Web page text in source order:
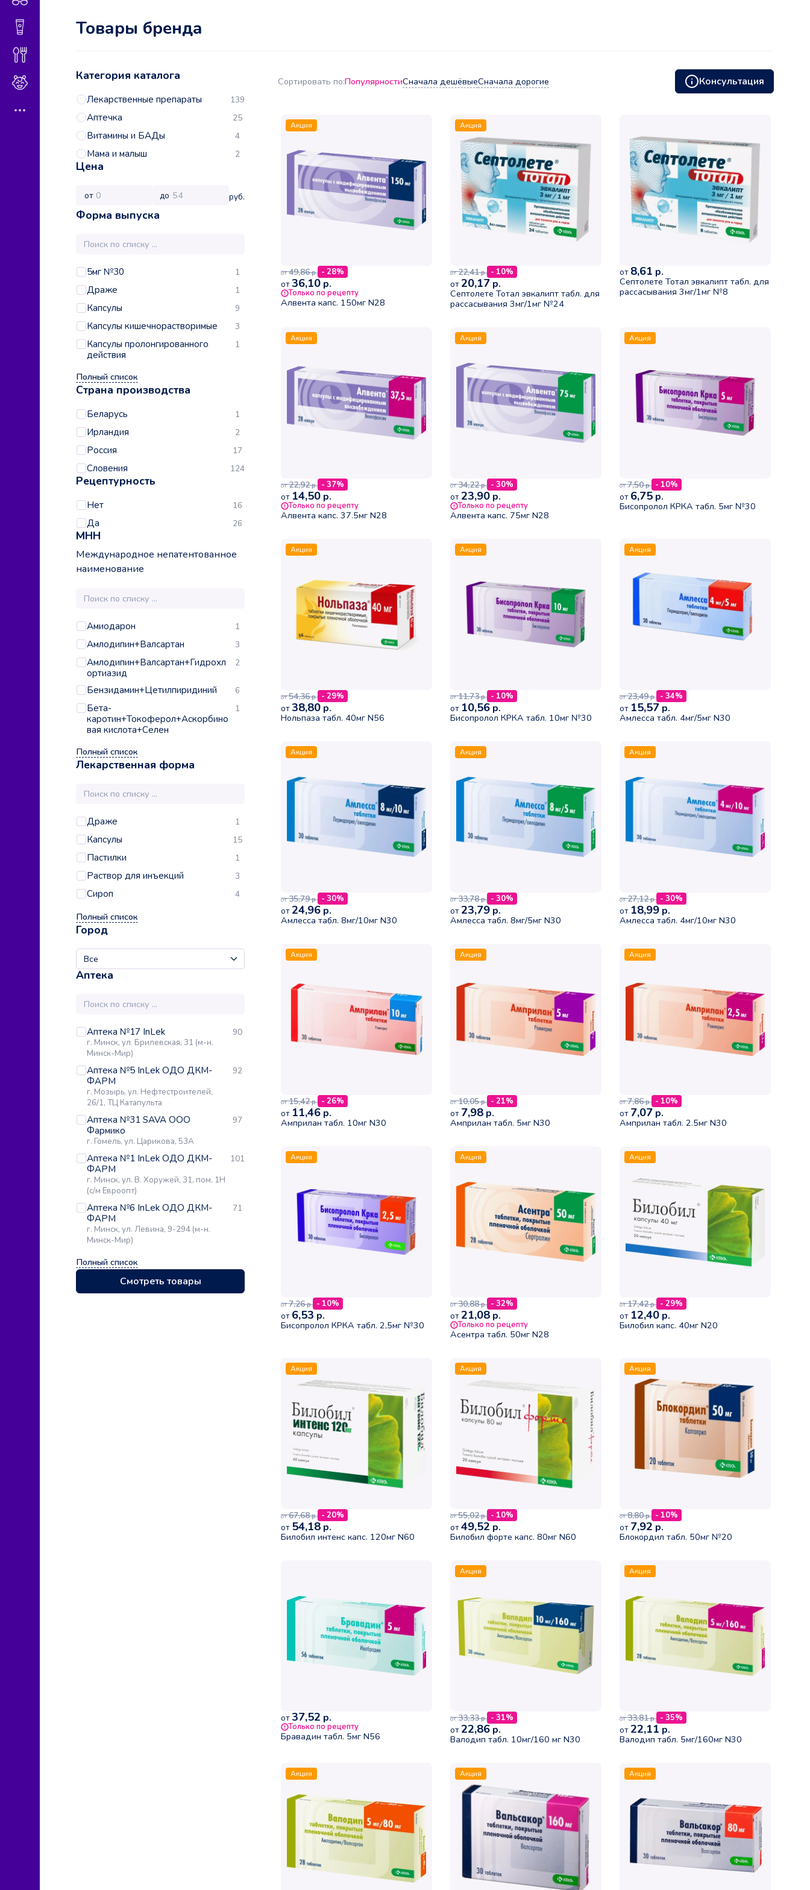
Гигиена и косметика
Мама и малыш
Товары бренда
Категория каталога
Лекарственные препараты 139
Аптечка 25
Витамины и БАДы 4
Мама и малыш 2
Цена
от до руб.
Форма выпуска
5мг №30 1
Драже 1
Капсулы 9
Капсулы кишечнорастворимые 3
Капсулы пролонгированного
действия
1
Полный список
Страна производства
Беларусь 1
Ирландия 2
Россия 17
Словения 124
Рецептурность
Нет 16
Да 26
МНН
Международное непатентованное
наименование
Амиодарон 1
Амлодипин+Валсартан 3
Амлодипин+Валсартан+Гидрохл
ортиазид
2
Бензидамин+Цетилпиридиний 6
Бета-
каротин+Токоферол+Аскорбино
вая кислота+Селен
1
Полный список
Лекарственная форма
Драже 1
Капсулы 15
Пастилки 1
Раствор для инъекций 3
Сироп 4
Полный список
Город
Аптека
Аптека №17 InLek
г. Минск, ул. Брилевская, 31 (м-н.
Минск-Мир)
90
Аптека №5 InLek ОДО ДКМ-
ФАРМ
г. Мозырь, ул. Нефтестроителей,
26/1, ТЦ Катапульта
92
Аптека №31 SAVA ООО
Фармико
г. Гомель, ул. Царикова, 53А
97
Аптека №1 InLek ОДО ДКМ-
ФАРМ
г. Минск, ул. В. Хоружей, 31, пом. 1Н
(с/м Евроопт)
101
Аптека №6 InLek ОДО ДКМ-
ФАРМ
г. Минск, ул. Левина, 9-294 (м-н.
Минск-Мир)
71
Полный список
Смотреть товары
Сортировать по:ПопулярностиСначала дешёвыеСначала дорогие Консультация
Акция
от 49,86р. - 28%
от 36,10 р.
Только по рецепту
Алвента капс. 150мг N28
Акция
от 22,41р. - 10%
от 20,17р.
Септолете Тотал эвкалипт табл. для
рассасывания 3мг/1мг №24
от 8,61 р.
Септолете Тотал эвкалипт табл. для
рассасывания 3мг/1мг №8
Акция
от 22,92р. - 37%
от 14,50 р.
Только по рецепту
Алвента капс. 37.5мг N28
Акция
от 34,22р. - 30%
от 23,90р.
Только по рецепту
Алвента капс. 75мг N28
Акция
от 7,50р. - 10%
от 6,75р.
Бисопролол КРКА табл. 5мг №30
Акция
от 54,36р. - 29%
от 38,80 р.
Нольпаза табл. 40мг N56
Акция
от 11,73р. - 10%
от 10,56р.
Бисопролол КРКА табл. 10мг №30
Акция
от 23,49р. - 34%
от 15,57р.
Амлесса табл. 4мг/5мг N30
Акция
от 35,79р. - 30%
от 24,96 р.
Амлесса табл. 8мг/10мг N30
Акция
от 33,78р. - 30%
от 23,79р.
Амлесса табл. 8мг/5мг N30
Акция
от 27,12р. - 30%
от 18,99р.
Амлесса табл. 4мг/10мг N30
Акция
от 15,42р. - 26%
от 11,46 р.
Амприлан табл. 10мг N30
Акция
от 10,05р. - 21%
от 7,98р.
Амприлан табл. 5мг N30
Акция
от 7,86р. - 10%
от 7,07р.
Амприлан табл. 2.5мг N30
Акция
от 7,26р. - 10%
от 6,53 р.
Бисопролол КРКА табл. 2,5мг №30
Акция
от 30,88р. - 32%
от 21,08р.
Только по рецепту
Асентра табл. 50мг N28
Акция
от 17,42р. - 29%
от 12,40р.
Билобил капс. 40мг N20
Акция
от 67,68р. - 20%
от 54,18 р.
Билобил интенс капс. 120мг N60
Акция
от 55,02р. - 10%
от 49,52 р.
Билобил форте капс. 80мг N60
Акция
от 8,80р. - 10%
от 7,92 р.
Блокордил табл. 50мг №20
от 37,52 р.
Только по рецепту
Бравадин табл. 5мг N56
Акция
от 33,33р. - 31%
от 22,86р.
Валодип табл. 10мг/160 мг N30
Акция
от 33,81р. - 35%
от 22,11 р.
Валодип табл. 5мг/160мг N30
Акция Акция Акция